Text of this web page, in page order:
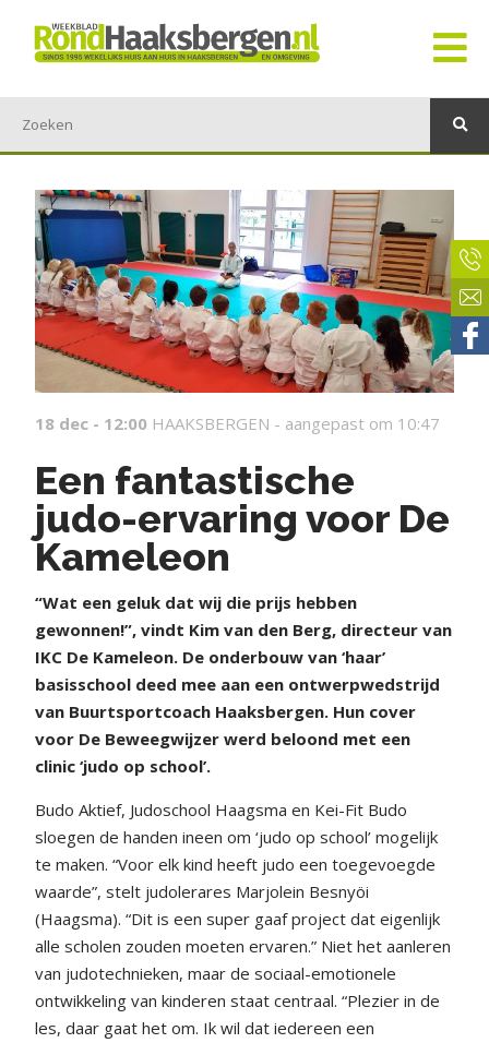
18 dec - 12:00 HAAKSBERGEN - aangepast om 10:47
Een fantastische
judo-ervaring voor De
Kameleon
“Wat een geluk dat wij die prijs hebben
gewonnen!”, vindt Kim van den Berg, directeur van
IKC De Kameleon. De onderbouw van ‘haar’
basisschool deed mee aan een ontwerpwedstrijd
van Buurtsportcoach Haaksbergen. Hun cover
voor De Beweegwijzer werd beloond met een
clinic ‘judo op school’.
Budo Aktief, Judoschool Haagsma en Kei-Fit Budo
sloegen de handen ineen om ‘judo op school’ mogelijk
te maken. “Voor elk kind heeft judo een toegevoegde
waarde”, stelt judolerares Marjolein Besnyöi
(Haagsma). “Dit is een super gaaf project dat eigenlijk
alle scholen zouden moeten ervaren.” Niet het aanleren
van judotechnieken, maar de sociaal-emotionele
ontwikkeling van kinderen staat centraal. “Plezier in de
les, daar gaat het om. Ik wil dat iedereen een